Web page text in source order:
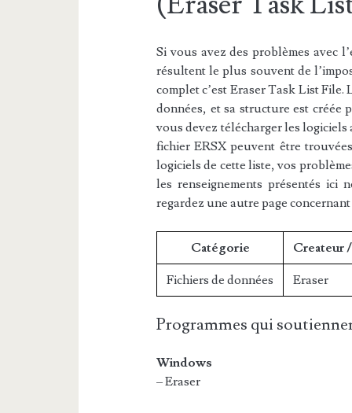
Si vous avez des problèmes avec
résultent le plus souvent de
complet c’est Eraser Task List File.
données, et sa structure est créée
vous devez télécharger les logiciels
fichier ERSX peuvent être
logiciels de cette liste, vos
les renseignements présentés ici
regardez une autre page
Catégorie Createur
Fichiers de données Eraser
Programmes qui
Windows
– Eraser